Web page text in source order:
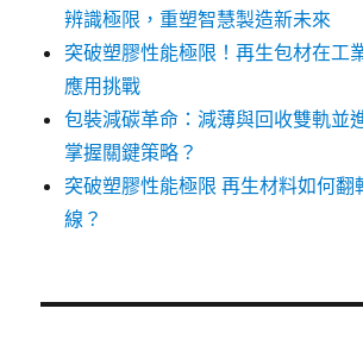
辨識極限，重塑智慧製造新未來
突破塑膠性能極限！再生包材在工
應用挑戰
包裝減碳革命：減薄與回收雙軌並
掌握關鍵策略？
突破塑膠性能極限 再生材料如何翻
線？